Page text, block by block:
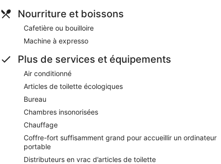
Nourriture et boissons
Cafetière ou bouilloire
Machine à expresso
Plus de services et équipements
Air conditionné
Articles de toilette écologiques
Bureau
Chambres insonorisées
Chauffage
Coffre-fort suffisamment grand pour accueillir un ordinateur
portable
Distributeurs en vrac d’articles de toilette